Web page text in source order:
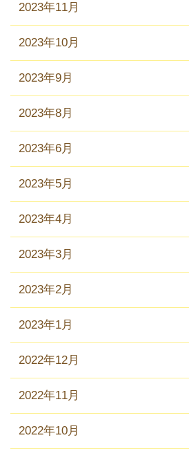
2023年11月
2023年10月
2023年9月
2023年8月
2023年6月
2023年5月
2023年4月
2023年3月
2023年2月
2023年1月
2022年12月
2022年11月
2022年10月